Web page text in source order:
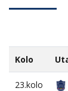
Kolo
23.kolo